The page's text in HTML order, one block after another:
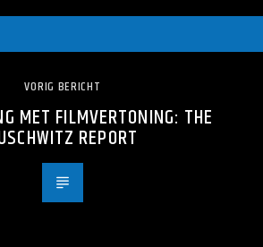
VORIG BERICHT
MET FILMVERTONING: THE
REPORT